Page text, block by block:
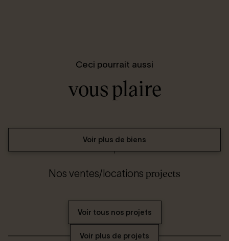
Ceci pourrait aussi
vous plaire
Voir plus de biens
Nos ventes/locations projects
Voir tous nos projets
Voir plus de projets